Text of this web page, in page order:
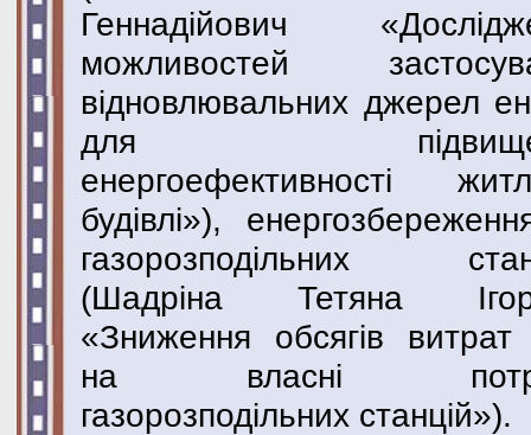
Геннадійович
можливостей
відновлювальних джерел
для
енергоефективності
будівлі»),
газорозподільних
(Шадріна Тетяна
«Зниження обсягів витрат
на власні
газорозподільних станцій»).